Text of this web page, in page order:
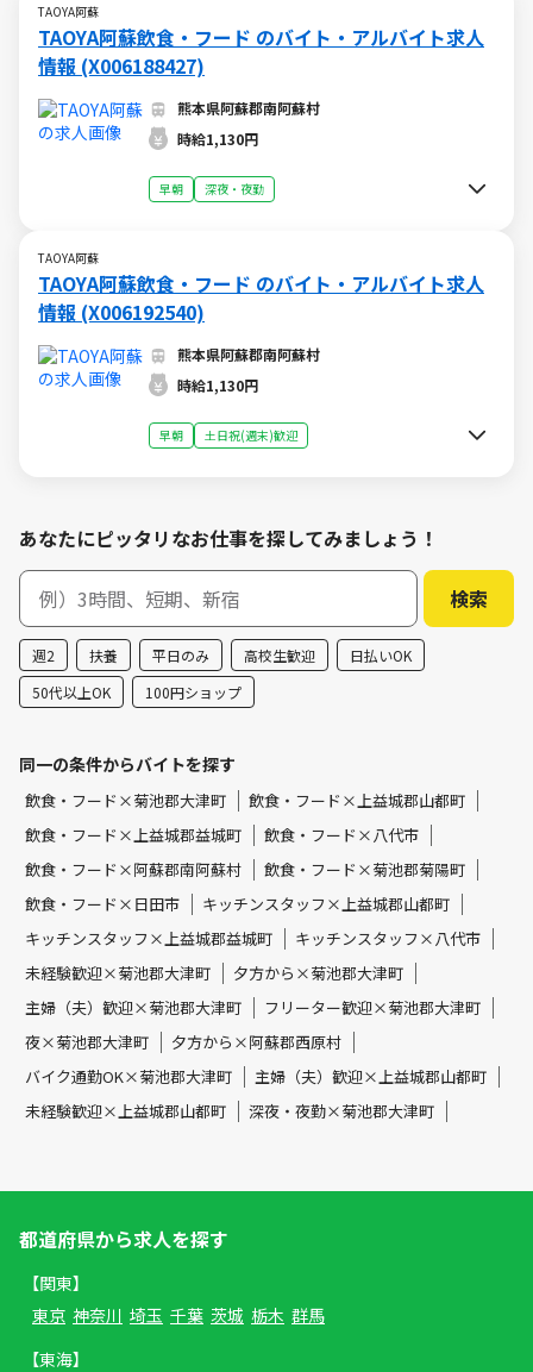
TAOYA阿蘇
TAOYA阿蘇飲食・フード のバイト・アルバイト求人
情報 (X006188427)
熊本県阿蘇郡南阿蘇村
時給1,130円
早朝 深夜・夜勤
TAOYA阿蘇
TAOYA阿蘇飲食・フード のバイト・アルバイト求人
情報 (X006192540)
熊本県阿蘇郡南阿蘇村
時給1,130円
早朝 土日祝(週末)歓迎
あなたにピッタリなお仕事を探してみましょう！
週2 扶養 平日のみ 高校生歓迎
日払いOK
50代以上OK
100円ショップ
同一の条件からバイトを探す
飲食・フード×菊池郡大津町
飲食・フード×上益城郡山都町
飲食・フード×上益城郡益城町
飲食・フード×八代市
飲食・フード×阿蘇郡南阿蘇村
飲食・フード×菊池郡菊陽町
飲食・フード×日田市
キッチンスタッフ×上益城郡山都町
キッチンスタッフ×上益城郡益城町
キッチンスタッフ×八代市
未経験歓迎×菊池郡大津町
夕方から×菊池郡大津町
主婦（夫）歓迎×菊池郡大津町
フリーター歓迎×菊池郡大津町
夜×菊池郡大津町
夕方から×阿蘇郡西原村
バイク通勤OK×菊池郡大津町
主婦（夫）歓迎×上益城郡山都町
未経験歓迎×上益城郡山都町
深夜・夜勤×菊池郡大津町
都道府県から求人を探す
【関東】
東京 神奈川 埼玉 千葉 茨城 栃木 群馬
【東海】